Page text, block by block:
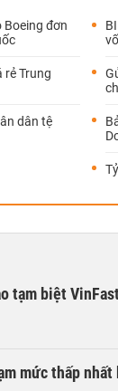
Boeing đơn
rẻ Trung
dân tệ
tạm biệt
mức thấp